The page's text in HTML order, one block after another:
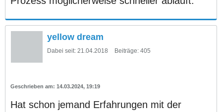
yellow dream
Dabei seit: 21.04.2018 Beiträge: 405
14.03.2024, 19:19
Hat schon jemand Erfahrungen mit der